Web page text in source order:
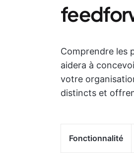
Comprendre les
aidera à
votre
distincts et
Fonctionnalité